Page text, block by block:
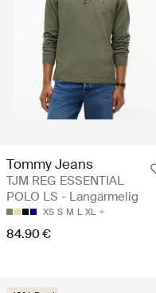
Tommy Jeans
TJM REG ESSENTIAL
POLO LS - Langärmelig
XS S M L XL
84.90 €